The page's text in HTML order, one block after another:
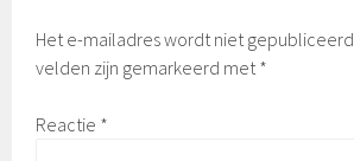
Het e-mailadres wordt niet gepubliceerd.
velden zijn gemarkeerd met *
Reactie *